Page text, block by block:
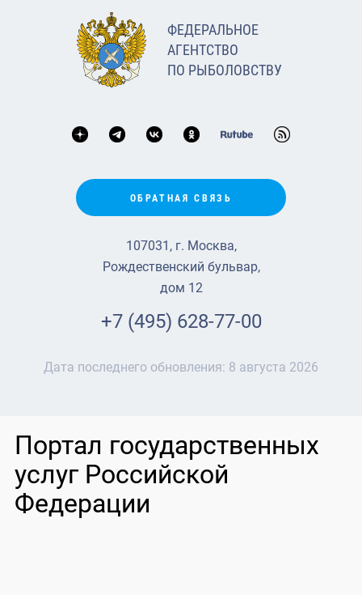
ФЕДЕРАЛЬНОЕ
АГЕНТСТВО
ПО РЫБОЛОВСТВУ
ОБРАТНАЯ СВЯЗЬ
107031, г. Москва,
Рождественский бульвар,
дом 12
+7 (495) 628-77-00
Дата последнего обновления: 8 августа 2026
Портал государственных
услуг Российской
Федерации